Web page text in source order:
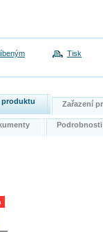
Tisk
produktu Zařazení